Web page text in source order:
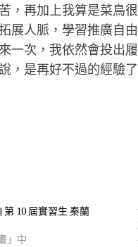
，再加上我算是菜鳥
展人脈，學習推廣自
一次，我依然會投出
，是再好不過的經驗了
第 10 屆實習生 秦蘭
」中